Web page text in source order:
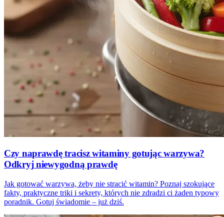
Czy naprawdę tracisz witaminy gotując warzywa?
Odkryj niewygodną prawdę
Jak gotować warzywa, żeby nie stracić witamin? Poznaj szokujące
fakty, praktyczne triki i sekrety, których nie zdradzi ci żaden typowy
poradnik. Gotuj świadomie – już dziś.